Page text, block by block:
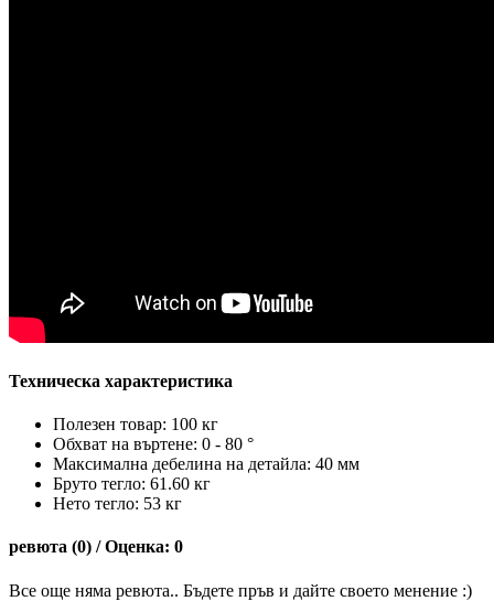
Техническа характеристика
Полезен товар: 100 кг
Обхват на въртене: 0 - 80 °
Максимална дебелина на детайла: 40 мм
Бруто тегло: 61.60 кг
Нето тегло: 53 кг
ревюта (0) / Оценка: 0
Все още няма ревюта.. Бъдете пръв и дайте своето менение :)